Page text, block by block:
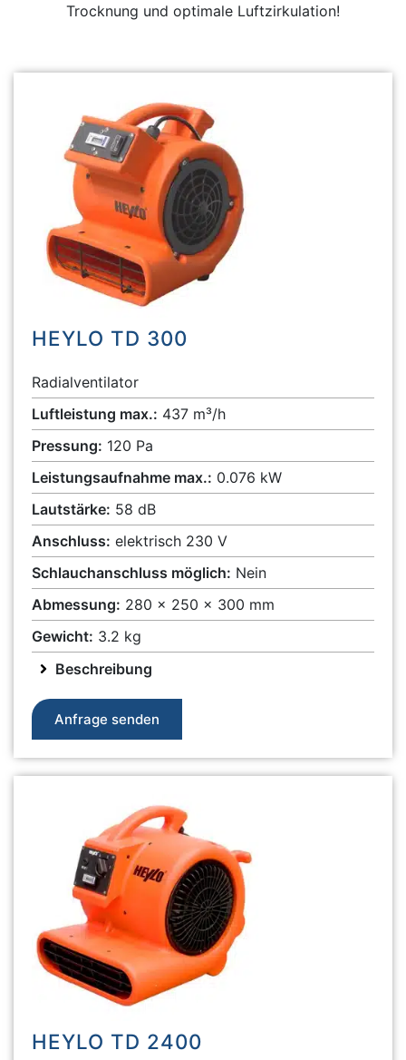
Trocknung und optimale Luftzirkulation!
HEYLO TD 300
Radialventilator
Luftleistung max.: 437 m³/h
Pressung: 120 Pa
Leistungsaufnahme max.: 0.076 kW
Lautstärke: 58 dB
Anschluss: elektrisch 230 V
Schlauchanschluss möglich: Nein
Abmessung: 280 x 250 x 300 mm
Gewicht: 3.2 kg
Beschreibung
Anfrage senden
HEYLO TD 2400